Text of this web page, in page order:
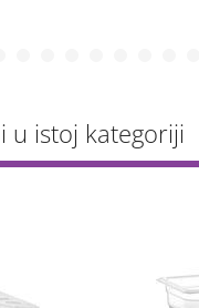
u istoj kategoriji